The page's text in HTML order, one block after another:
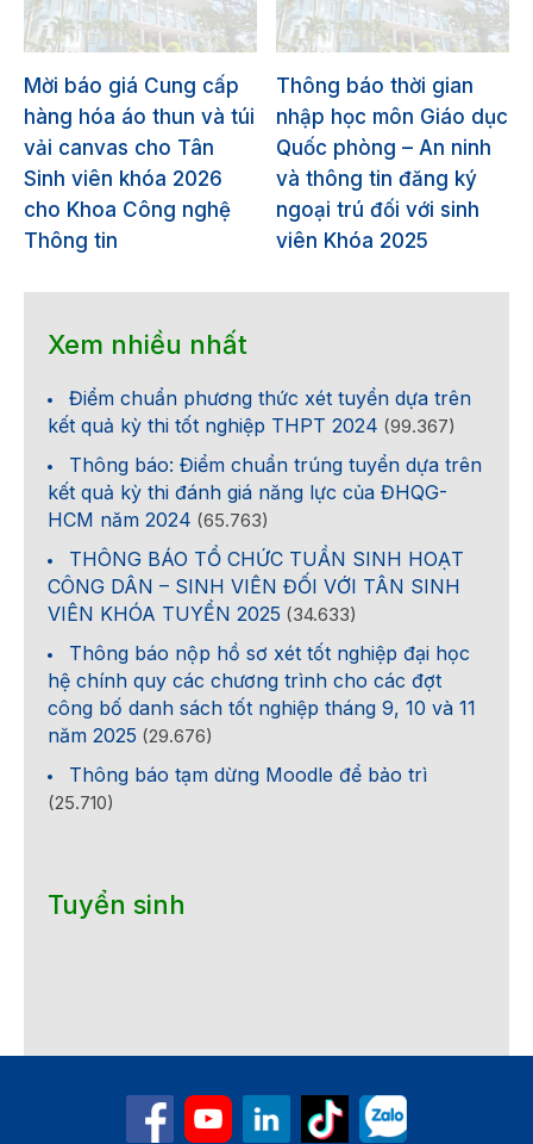
Mời báo giá Cung cấp
hàng hóa áo thun và túi
vải canvas cho Tân
Sinh viên khóa 2026
cho Khoa Công nghệ
Thông tin
Thông báo thời gian
nhập học môn Giáo dục
Quốc phòng – An ninh
và thông tin đăng ký
ngoại trú đối với sinh
viên Khóa 2025
Xem nhiều nhất
Điểm chuẩn phương thức xét tuyển dựa trên
kết quả kỳ thi tốt nghiệp THPT 2024 (99.367)
Thông báo: Điểm chuẩn trúng tuyển dựa trên
kết quả kỳ thi đánh giá năng lực của ĐHQG-
HCM năm 2024 (65.763)
THÔNG BÁO TỔ CHỨC TUẦN SINH HOẠT
CÔNG DÂN – SINH VIÊN ĐỐI VỚI TÂN SINH
VIÊN KHÓA TUYỂN 2025 (34.633)
Thông báo nộp hồ sơ xét tốt nghiệp đại học
hệ chính quy các chương trình cho các đợt
công bố danh sách tốt nghiệp tháng 9, 10 và 11
năm 2025 (29.676)
Thông báo tạm dừng Moodle để bảo trì
(25.710)
Tuyển sinh